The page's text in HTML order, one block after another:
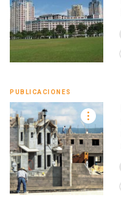
PUBLICACIONES